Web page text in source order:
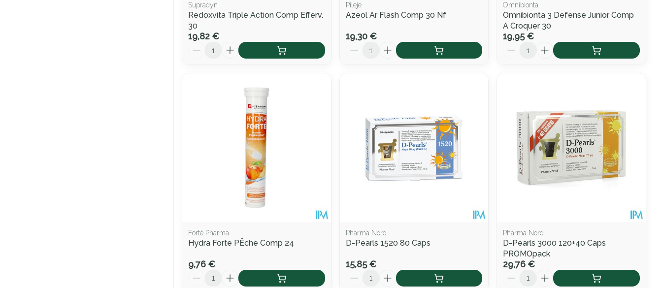
Supradyn
Redoxvita Triple Action Comp Efferv.
30
19,82 €
Quantité
Pileje
Azeol Ar Flash Comp 30 Nf
19,30 €
Quantité
Omnibionta
Omnibionta 3 Defense Junior Comp
A Croquer 30
19,95 €
Quantité
Forté Pharma
Hydra Forte PÊche Comp 24
9,76 €
Quantité
Pharma Nord
D-Pearls 1520 80 Caps
15,85 €
Quantité
Pharma Nord
D-Pearls 3000 120+40 Caps
PROMOpack
29,76 €
Quantité